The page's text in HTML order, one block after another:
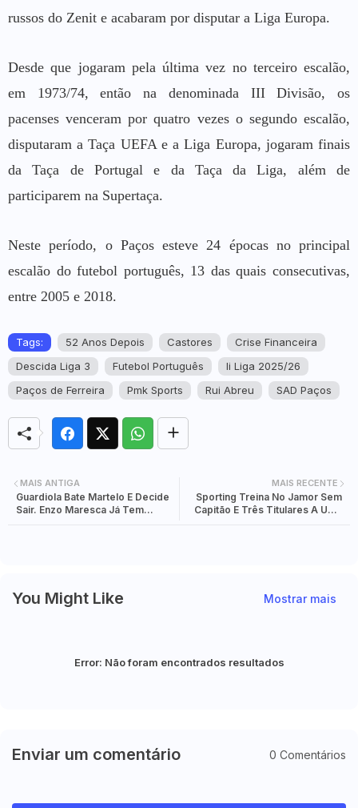
russos do Zenit e acabaram por disputar a Liga Europa.
Desde que jogaram pela última vez no terceiro escalão,
em 1973/74, então na denominada III Divisão, os
pacenses venceram por quatro vezes o segundo escalão,
disputaram a Taça UEFA e a Liga Europa, jogaram finais
da Taça de Portugal e da Taça da Liga, além de
participarem na Supertaça.
Neste período, o Paços esteve 24 épocas no principal
escalão do futebol português, 13 das quais consecutivas,
entre 2005 e 2018.
Tags: 52 Anos Depois Castores
Crise Financeira
Descida Liga 3
Futebol Português
Ii Liga 2025/26
Paços de Ferreira
Pmk Sports Rui Abreu SAD Paços
MAIS RECENTE
Sporting Treina No Jamor Sem
Capitão E Três Titulares A Uma
MAIS ANTIGA
Guardiola Bate Martelo E Decide
Sair. Enzo Maresca Já Tem
You Might Like Mostrar mais
Error: Não foram encontrados resultados
Enviar um comentário 0 Comentários